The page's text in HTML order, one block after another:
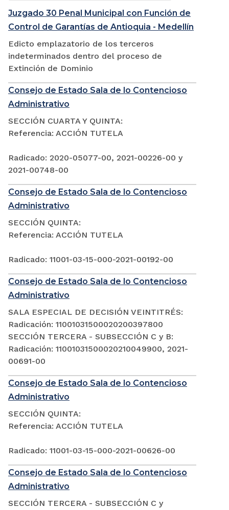
Juzgado 30 Penal Municipal con Función de
Control de Garantías de Antioquia - Medellín
Edicto emplazatorio de los terceros
indeterminados dentro del proceso de
Extinción de Dominio
Consejo de Estado Sala de lo Contencioso
Administrativo
SECCIÓN CUARTA Y QUINTA:
Referencia: ACCIÓN TUTELA
Radicado: 2020-05077-00, 2021-00226-00 y
2021-00748-00
Consejo de Estado Sala de lo Contencioso
Administrativo
SECCIÓN QUINTA:
Referencia: ACCIÓN TUTELA
Radicado: 11001-03-15-000-2021-00192-00
Consejo de Estado Sala de lo Contencioso
Administrativo
SALA ESPECIAL DE DECISIÓN VEINTITRÉS:
Radicación: 11001031500020200397800
SECCIÓN TERCERA - SUBSECCIÓN C y B:
Radicación: 11001031500020210049900, 2021-
00691-00
Consejo de Estado Sala de lo Contencioso
Administrativo
SECCIÓN QUINTA:
Referencia: ACCIÓN TUTELA
Radicado: 11001-03-15-000-2021-00626-00
Consejo de Estado Sala de lo Contencioso
Administrativo
SECCIÓN TERCERA - SUBSECCIÓN C y